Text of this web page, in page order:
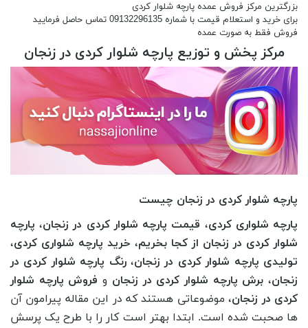
بزرگترین مرکز فروش عمده پارچه شلوار کردی
برای خرید و استعلام قیمت با شماره 09132296135 تماس حاصل فرمایید
فروش فقط به صورت عمده
مرکز پخش و توزیع پارچه شلوار کردی در زنجان
پارچه شلوار کردی در زنجان چیست
پارچه شلواری کردی، قیمت پارچه شلوار کردی در زنجان، پارچه
شلوار کردی در زنجان از کجا بخریم، خرید پارچه شلواری کردی،
تولیدی پارچه شلوار کردی در زنجان،رنگ پارچه شلوار کردی در
زنجان، برش پارچه شلوار کردی در زنجان و فروش پارچه شلوار
کردی در زنجان، موضوعاتی هستند که در این مقاله پیرامون آن
ها صحبت شده است. ابتدا بهتر است کار را با طرح یک پرسش